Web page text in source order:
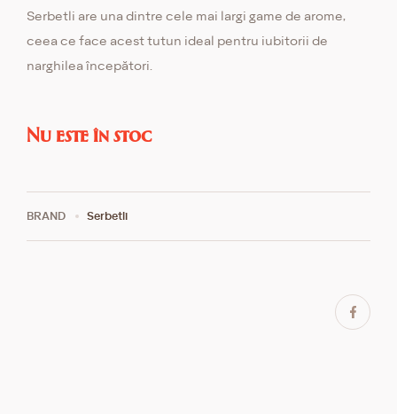
Serbetli are una dintre cele mai largi game de arome,
ceea ce face acest tutun ideal pentru iubitorii de
narghilea începători.
Nu este în stoc
BRAND Serbetli